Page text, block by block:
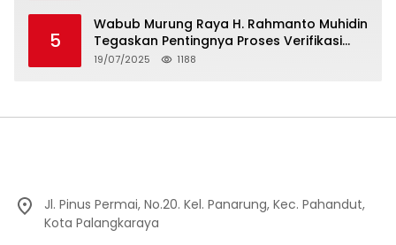
5
Wabub Murung Raya H. Rahmanto Muhidin
Tegaskan Pentingnya Proses Verifikasi
Penerima Manfaat Program Kartu Hebat
19/07/2025 1188
Jl. Pinus Permai, No.20. Kel. Panarung, Kec. Pahandut,
Kota Palangkaraya